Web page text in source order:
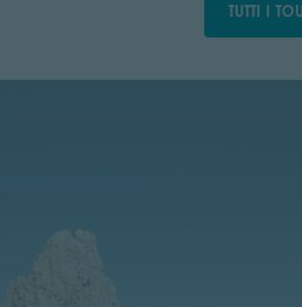
TUTTI I